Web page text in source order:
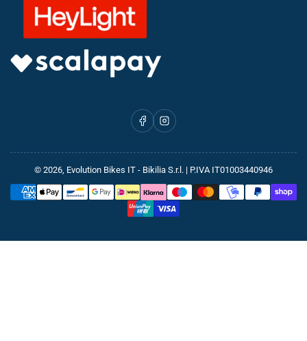
FacebookInstagram
© 2026, Evolution Bikes IT - Bikilia S.r.l. | P.IVA IT01003440946
Metodi
di
pagamento